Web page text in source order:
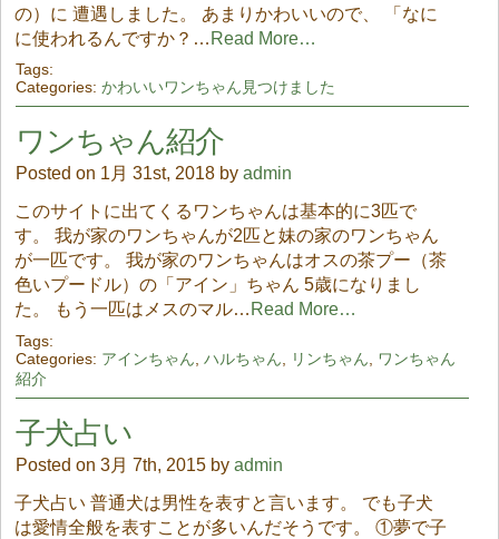
の）に 遭遇しました。 あまりかわいいので、 「なに
に使われるんですか？… Read More…
Tags:
Categories: かわいいワンちゃん見つけました
ワンちゃん紹介
Posted on 1月 31st, 2018 by admin
このサイトに出てくるワンちゃんは基本的に3匹で
す。 我が家のワンちゃんが2匹と妹の家のワンちゃん
が一匹です。 我が家のワンちゃんはオスの茶プー（茶
色いプードル）の「アイン」ちゃん 5歳になりまし
た。 もう一匹はメスのマル… Read More…
Tags:
Categories: アインちゃん ハルちゃん リンちゃん
ワンちゃん
紹介
子犬占い
Posted on 3月 7th, 2015 by admin
子犬占い 普通犬は男性を表すと言います。 でも子犬
は愛情全般を表すことが多いんだそうです。 ①夢で子